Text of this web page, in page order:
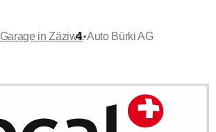
- Service und Reparaturen aller
Automarken
Garage in Zäziwil•Auto Bürki AG